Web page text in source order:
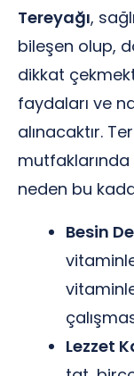
Tereyağı,
bileşen olup,
dikkat
faydaları ve
alınacaktır.
neden bu
Besin
Lezzet